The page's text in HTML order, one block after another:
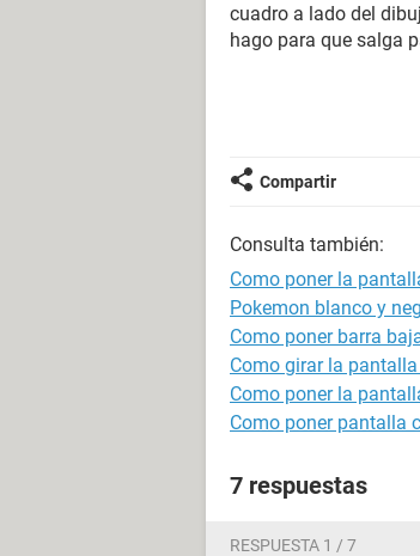
cuadro a lado del
hago para que salga
Compartir
Consulta también:
Como poner la
Pokemon blanco y
Como poner barra
Como girar la
Como poner la
Como poner pantalla
7 respuestas
RESPUESTA 1 / 7